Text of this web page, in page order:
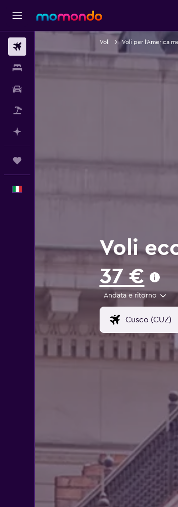
Voli Voli per l'America
Voli
37 €
Andata e ritorno